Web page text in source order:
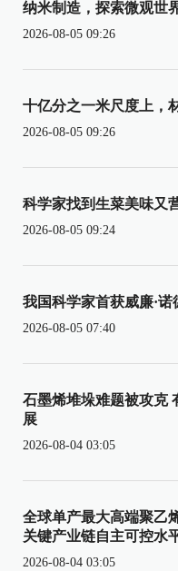
纳米制造，探索微观世
2026-08-05 09:26
十亿分之一米尺度上，
2026-08-05 09:26
科学家找到生菜美味又
2026-08-05 09:24
我国科学家首获威廉·诺
2026-08-05 07:40
石墨烯堆垛难题被攻克
展
2026-08-04 03:05
全球单产最大高端聚乙
关键产业链自主可控水
2026-08-04 03:05